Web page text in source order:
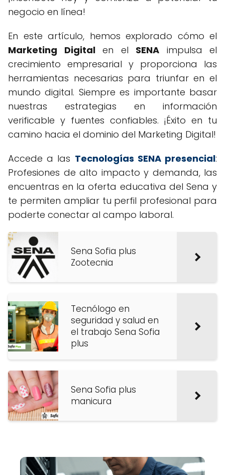
negocio en línea!
En este artículo, hemos explorado cómo el
Marketing Digitalen el SENA impulsa el
crecimiento empresarial y proporciona las
herramientas necesarias para triunfar en el
mundo digital. Siempre es importante basar
nuestras estrategias en información
verificable y fuentes confiables. ¡Éxito en tu
camino hacia el dominio del Marketing Digital!
Accede a las Tecnologías SENA presencial:
Profesiones de alto impacto y demanda, las
encuentras en la oferta educativa del Sena y
te permiten ampliar tu perfil profesional para
poderte conectar al campo laboral.
Sena Sofia plus
Zootecnia
Tecnólogo en
seguridad y salud en
el trabajo Sena Sofia
plus
Sena Sofia plus
manicura